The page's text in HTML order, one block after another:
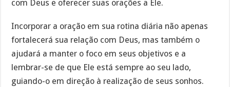
com Deus e oferecer suas orações a Ele.
Incorporar a oração em sua rotina diária não apenas
fortalecerá sua relação com Deus, mas também o
ajudará a manter o foco em seus objetivos e a
lembrar-se de que Ele está sempre ao seu lado,
guiando-o em direção à realização de seus sonhos.